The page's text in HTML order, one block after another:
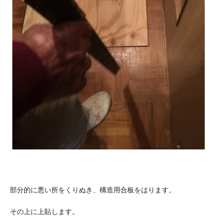
部分的に悪い所をくりぬき、構造用合板をはります。
その上に上貼します。